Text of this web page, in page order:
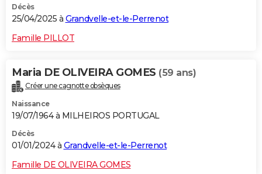
BONS PLANS
CARTE DE VOEUX
Dictionnaire
Biographies
Citations
Expressions
Proverbes
PROGRAMME TV
COPAINS D'AVANT
S'inscrire
Se connecter
Lycées
Collèges
Primaires
Universités
Entreprises
Service militaire
Avis de recherche
AVIS DE DÉCÈS
Décès
25/04/2025 à Grandvelle-et-le-Perrenot
Famille PILLOT
Maria DE OLIVEIRA GOMES (59 ans)
Créer une cagnotte obsèques
Naissance
19/07/1964 à MILHEIROS PORTUGAL
Décès
01/01/2024 à Grandvelle-et-le-Perrenot
Famille DE OLIVEIRA GOMES